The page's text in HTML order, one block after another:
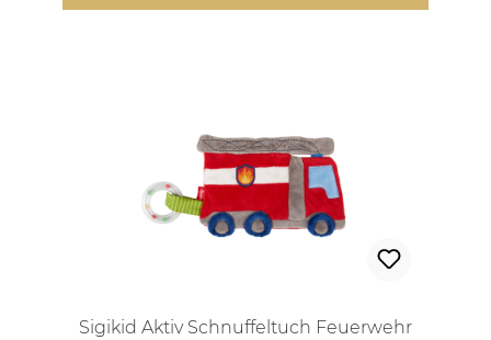
Sigikid Aktiv Schnuffeltuch Feuerwehr